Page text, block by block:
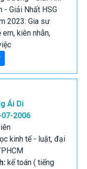
- Giải Nhất HSG
2023: Gia sư
kiên nhẫn,
Ái Di
07-2006
kinh tế - luật, đại
kế toán ( tiếng